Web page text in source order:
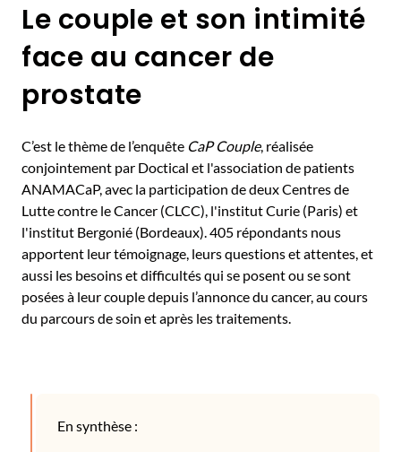
Le couple et son intimité
face au cancer de
prostate
C’est le thème de l’enquête CaP Couple, réalisée
conjointement par Doctical et l'association de patients
ANAMACaP, avec la participation de deux Centres de
Lutte contre le Cancer (CLCC), l'institut Curie (Paris) et
l'institut Bergonié (Bordeaux). 405 répondants nous
apportent leur témoignage, leurs questions et attentes, et
aussi les besoins et difficultés qui se posent ou se sont
posées à leur couple depuis l’annonce du cancer, au cours
du parcours de soin et après les traitements.
En synthèse :